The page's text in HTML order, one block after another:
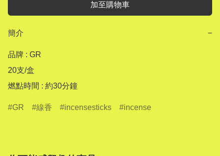
加至購物車
簡介 −
品牌 : GR
20支/盒
燃點時間 : 約30分鐘
GR 線香 incensesticks incense